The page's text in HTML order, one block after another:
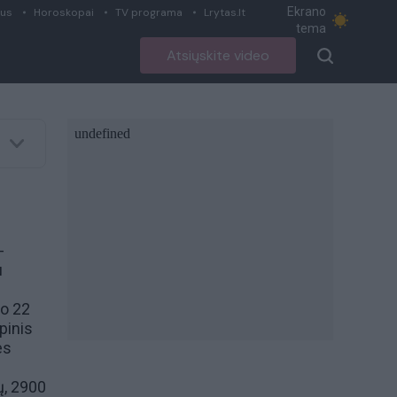
Horoskopai TV programa Lrytas.lt
Ekrano
tema
Atsiųskite video
22
2900